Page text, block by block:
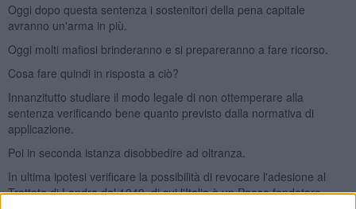
Oggi dopo questa sentenza i sostenitori della pena capitale
avranno un'arma in più.
Oggi molti mafiosi brinderanno e si prepareranno a fare ricorso.
Cosa fare quindi in risposta a ciò?
Innanzitutto studiare il modo legale di non ottemperare alla
sentenza verificando bene quanto previsto dalla normativa di
applicazione.
Poi in seconda istanza disobbedire ad oltranza.
In ultima ipotesi verificare la possibilità di revocare l'adesione al
Trattato di Londra del 1949, di cui l'Italia è un Paese fondatore.